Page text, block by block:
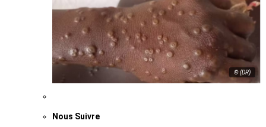
© (DR)
Nous Suivre